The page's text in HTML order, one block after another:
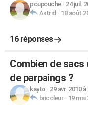
poupouche- 24 juil.
Astrid - 18 août
16 réponses
Combien de
de parpaings ?
kayto- 29 avr. 2010 à
bricoleur- 19 mai